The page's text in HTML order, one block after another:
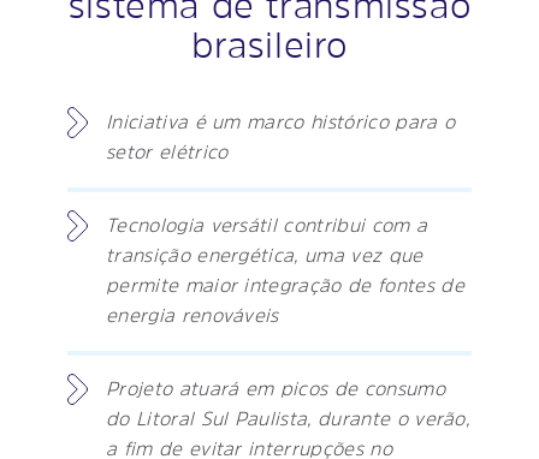
brasileiro
Iniciativa é um marco histórico para o
setor elétrico
Tecnologia versátil contribui com a
transição energética, uma vez que
permite maior integração de fontes de
energia renováveis
Projeto atuará em picos de consumo
do Litoral Sul Paulista, durante o verão,
a fim de evitar interrupções no